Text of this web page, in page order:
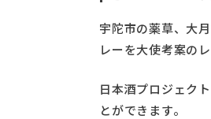
宇陀市の薬草、大
レーを大使考案の
日本酒プロジェク
とができます。